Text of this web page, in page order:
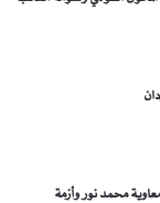
محمد نور وأزمة